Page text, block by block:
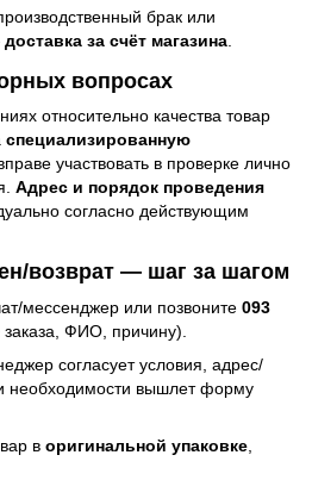
брак или
доставка за счёт магазина
вопросах
относительно качества товар
специализированную
участвовать в проверке лично
Адрес и порядок проведения
согласно действующим
возврат — шаг за шагом
мессенджер или позвоните 093
ФИО, причину).
согласует условия, адрес/
необходимости вышлет форму
в оригинальной упаковке,